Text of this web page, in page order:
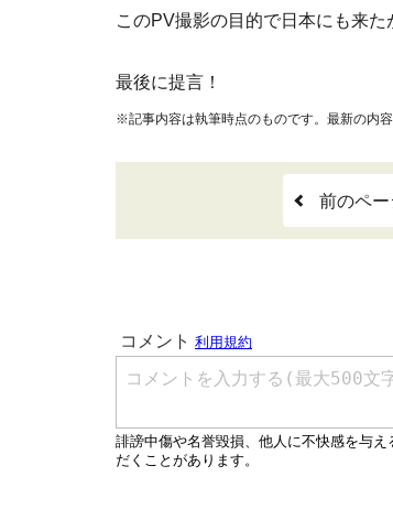
このPV撮影の目的で日本にも来
最後に提言！
※記事内容は執筆時点のものです。最新の内容
前のペ